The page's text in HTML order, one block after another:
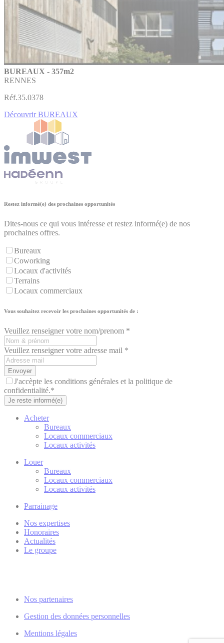
BUREAUX - 357m2
RENNES
Réf.35.0378
Découvrir BUREAUX
Restez informé(e) des prochaines opportunités
Dites-nous ce qui vous intéresse et restez informé(e) de nos
prochaines offres.
Bureaux
Coworking
Locaux d'activités
Terrains
Locaux commerciaux
Vous souhaitez recevoir les prochaines opportunités de :
Veuillez renseigner votre nom/prenom *
Veuillez renseigner votre adresse mail *
Envoyer
J'accèpte les conditions générales et la politique de
confidentialité.*
Je reste informé(e)
Acheter
Bureaux
Locaux commerciaux
Locaux activités
Louer
Bureaux
Locaux commerciaux
Locaux activités
Parrainage
Nos expertises
Honoraires
Actualités
Le groupe
Nos partenaires
Gestion des données personnelles
Mentions légales